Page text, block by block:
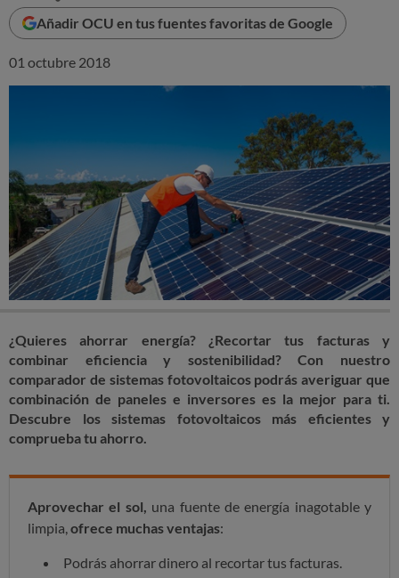
Añadir OCU en tus fuentes favoritas de Google
01 octubre 2018
¿Quieres ahorrar energía? ¿Recortar tus facturas y
combinar eficiencia y sostenibilidad? Con nuestro
comparador de sistemas fotovoltaicos podrás averiguar que
combinación de paneles e inversores es la mejor para ti.
Descubre los sistemas fotovoltaicos más eficientes y
comprueba tu ahorro.
Aprovechar el sol, una fuente de energía inagotable y
limpia, ofrece muchas ventajas:
Podrás ahorrar dinero al recortar tus facturas.